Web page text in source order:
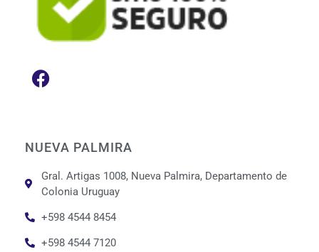
NUEVA PALMIRA
Gral. Artigas 1008, Nueva Palmira, Departamento de
Colonia Uruguay
+598 4544 8454
+598 4544 7120